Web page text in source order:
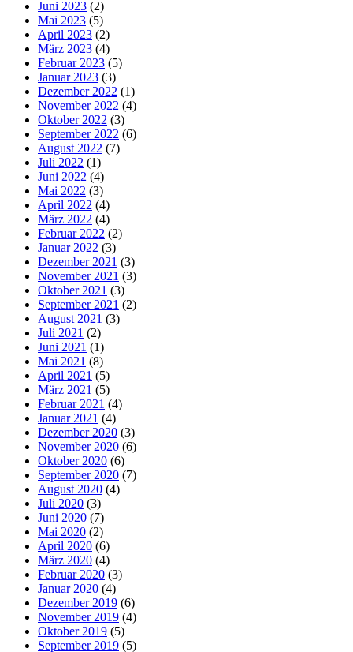
Juni 2023 (2)
Mai 2023 (5)
April 2023 (2)
März 2023 (4)
Februar 2023 (5)
Januar 2023 (3)
Dezember 2022 (1)
November 2022 (4)
Oktober 2022 (3)
September 2022 (6)
August 2022 (7)
Juli 2022 (1)
Juni 2022 (4)
Mai 2022 (3)
April 2022 (4)
März 2022 (4)
Februar 2022 (2)
Januar 2022 (3)
Dezember 2021 (3)
November 2021 (3)
Oktober 2021 (3)
September 2021 (2)
August 2021 (3)
Juli 2021 (2)
Juni 2021 (1)
Mai 2021 (8)
April 2021 (5)
März 2021 (5)
Februar 2021 (4)
Januar 2021 (4)
Dezember 2020 (3)
November 2020 (6)
Oktober 2020 (6)
September 2020 (7)
August 2020 (4)
Juli 2020 (3)
Juni 2020 (7)
Mai 2020 (2)
April 2020 (6)
März 2020 (4)
Februar 2020 (3)
Januar 2020 (4)
Dezember 2019 (6)
November 2019 (4)
Oktober 2019 (5)
September 2019 (5)